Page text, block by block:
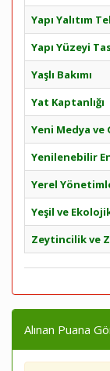
Yapı Yalıtım
Yapı Yüzeyi
Yaşlı Bakımı
Yat Kaptanlığı
Yeni Medya
Yenilenebilir
Yerel
Yeşil ve
Zeytincilik ve
Alınan Puana